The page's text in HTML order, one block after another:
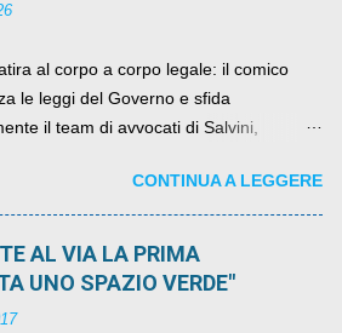
al corpo a corpo legale: il comico
le leggi del Governo e sfida
il team di avvocati di Salvini,
CONTINUA A LEGGERE
AL VIA LA PRIMA
UNO SPAZIO VERDE"